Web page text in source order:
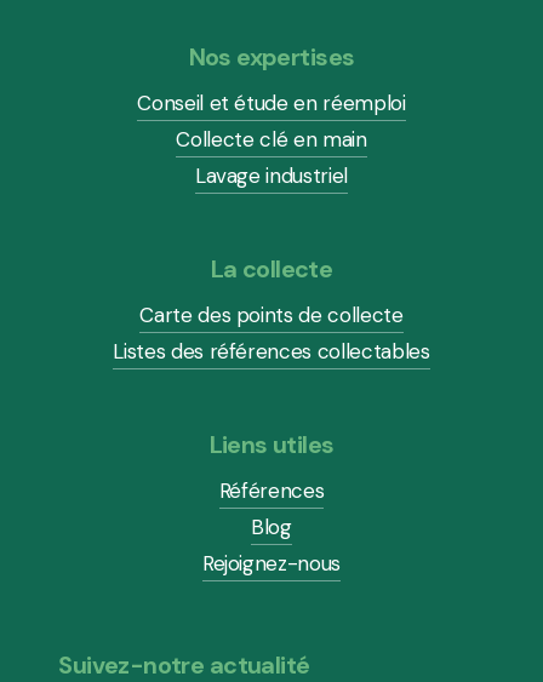
Nos expertises
Conseil et étude en réemploi
Collecte clé en main
Lavage industriel
La collecte
Carte des points de collecte
Listes des références collectables
Liens utiles
Références
Blog
Rejoignez-nous
Suivez-notre actualité